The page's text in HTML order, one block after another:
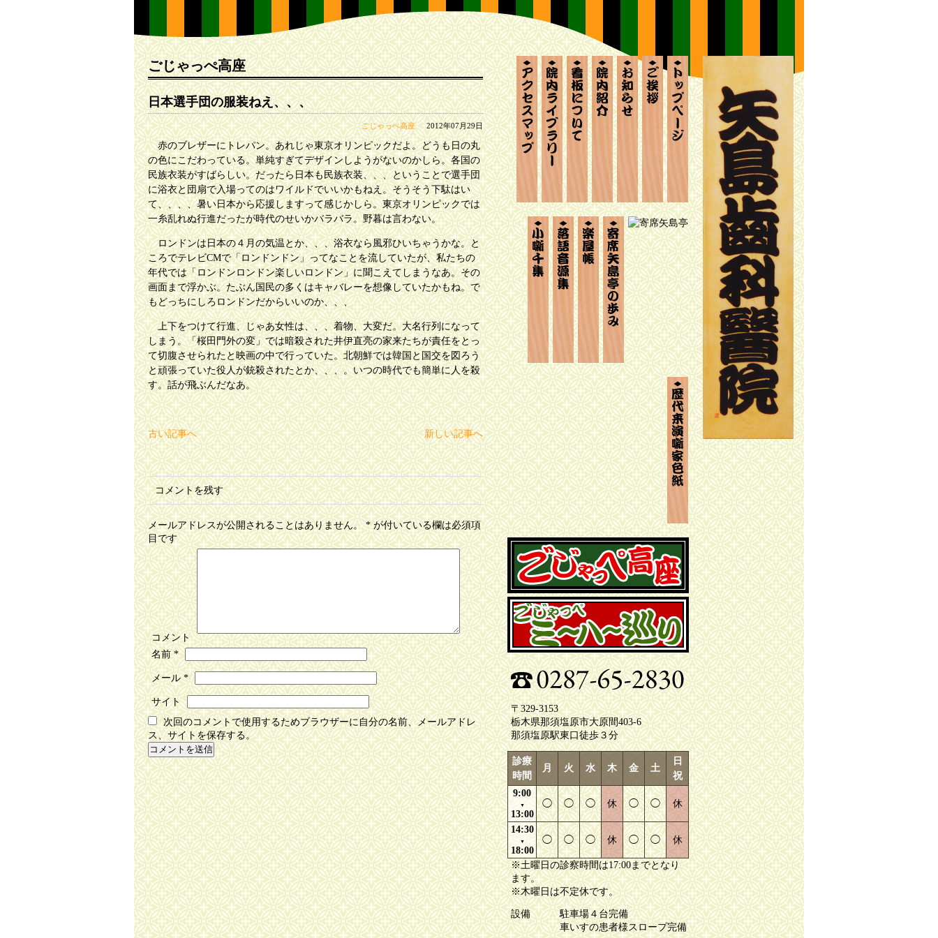
トップページ
ごあいさつ
お知らせ
院内案内
看板について
か歯ら板ライブラリー
アクセスマップ
寄席矢島亭の歩み
楽屋帳
落語音源集
小噺千集
歴代来演噺家
〒329-3153
栃木県那須塩原市大原間403-6
那須塩原駅東口徒歩３分
診療
時間
月 火 水 木 金 土
日
祝
9:00
▼
13:00
◯ ◯ ◯ 休 ◯ ◯ 休
14:30
▼
18:00
◯ ◯ ◯ 休 ◯ ◯ 休
※土曜日の診察時間は17:00までとなり
ます。
※木曜日は不定休です。
設備
駐車場４台完備
車いすの患者様スロープ完備
ごじゃっぺ高座
日本選手団の服装ねえ、、、
2012年07月29日
ごじゃっぺ高座
赤のブレザーにトレパン。あれじゃ東京オリンピックだよ。どうも日の丸
の色にこだわっている。単純すぎてデザインしようがないのかしら。各国の
民族衣装がすばらしい。だったら日本も民族衣装、、、ということで選手団
に浴衣と団扇で入場ってのはワイルドでいいかもねえ。そうそう下駄はい
て、、、、暑い日本から応援しますって感じかしら。東京オリンピックでは
一糸乱れぬ行進だったが時代のせいかバラバラ。野暮は言わない。
ロンドンは日本の４月の気温とか、、、浴衣なら風邪ひいちゃうかな。と
ころでテレビCMで「ロンドンドン」ってなことを流していたが、私たちの
年代では「ロンドンロンドン楽しいロンドン」に聞こえてしまうなあ。その
画面まで浮かぶ。たぶん国民の多くはキャバレーを想像していたかもね。で
もどっちにしろロンドンだからいいのか、、、
上下をつけて行進、じゃあ女性は、、、着物、大変だ。大名行列になって
しまう。「桜田門外の変」では暗殺された井伊直亮の家来たちが責任をとっ
て切腹させられたと映画の中で行っていた。北朝鮮では韓国と国交を図ろう
と頑張っていた役人が銃殺されたとか、、、。いつの時代でも簡単に人を殺
す。話が飛ぶんだなあ。
古い記事へ 新しい記事へ
コメントを残す
メールアドレスが公開されることはありません。 *が付いている欄は必須項
目です
コメント
名前*
メール*
サイト
次回のコメントで使用するためブラウザーに自分の名前、メールアドレ
ス、サイトを保存する。